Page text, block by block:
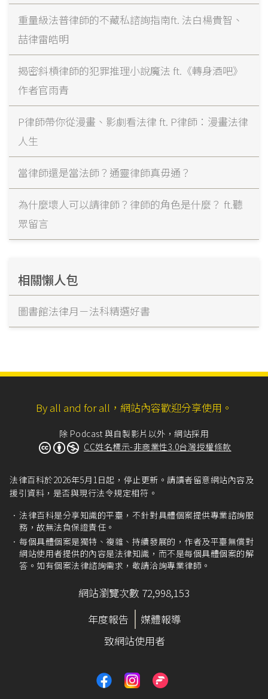
重量級法普律師的不藏私諮詢指南ft. 法白楊貴智、
喆律雷皓明
揭密斜槓律師的犯罪推理小說魔法 ft.《轉身酒吧》
作者官雨青
P律師帶你從漫畫、影劇看法律 ft. P律師：漫畫法律
人生
當律師還是當法師？通靈律師真毋通？
為什麼壞人可以請律師？律師的角色是什麼？ ft.聽
眾留言
相關懶人包
圖書館法律月－法科精選好書
By all and for all，網站內容歡迎分享使用。
除 Podcast 與自製影片以外，網站採用
CC姓名標示-非商業性3.0台灣授權條款
法律百科於2026年5月1日起，停止更新。請讀者留意網站內容及
援引資料，是否與現行法令規定相符。
法律百科是分享知識的平臺，不針對具體個案提供專業諮詢服
務，故無法負保證責任。
每個具體個案是獨特、複雜、持續發展的，作者及平臺無償對
網站使用者提供的內容是法律知識，而不是每個具體個案的解
答。如有個案法律諮詢需求，敬請洽詢專業律師。
網站瀏覽次數 72,998,153
年度報告
媒體報導
致網站使用者